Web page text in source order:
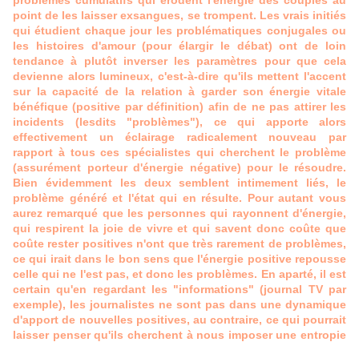
point de les laisser exsangues, se trompent. Les vrais initiés
qui étudient chaque jour les problématiques conjugales ou
les histoires d'amour (pour élargir le débat) ont de loin
tendance à plutôt inverser les paramètres pour que cela
devienne alors lumineux, c'est-à-dire qu'ils mettent l'accent
sur la capacité de la relation à garder son énergie vitale
bénéfique (positive par définition) afin de ne pas attirer les
incidents (lesdits "problèmes"), ce qui apporte alors
effectivement un éclairage radicalement nouveau par
rapport à tous ces spécialistes qui cherchent le problème
(assurément porteur d'énergie négative) pour le résoudre.
Bien évidemment les deux semblent intimement liés, le
problème généré et l'état qui en résulte. Pour autant vous
aurez remarqué que les personnes qui rayonnent d'énergie,
qui respirent la joie de vivre et qui savent donc coûte que
coûte rester positives n'ont que très rarement de problèmes,
ce qui irait dans le bon sens que l'énergie positive repousse
celle qui ne l'est pas, et donc les problèmes. En aparté, il est
certain qu'en regardant les "informations" (journal TV par
exemple), les journalistes ne sont pas dans une dynamique
d'apport de nouvelles positives, au contraire, ce qui pourrait
laisser penser qu'ils cherchent à nous imposer une entropie